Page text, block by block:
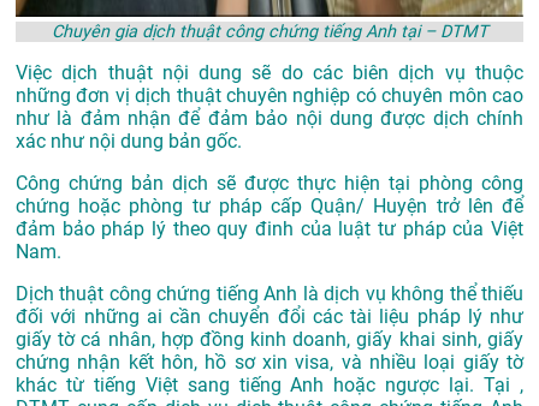
Chuyên gia dịch thuật công chứng tiếng Anh tại – DTMT
Việc dịch thuật nội dung sẽ do các biên dịch vụ thuộc
những đơn vị dịch thuật chuyên nghiệp có chuyên môn cao
như là đảm nhận để đảm bảo nội dung được dịch chính
xác như nội dung bản gốc.
Công chứng bản dịch sẽ được thực hiện tại phòng công
chứng hoặc phòng tư pháp cấp Quận/ Huyện trở lên để
đảm bảo pháp lý theo quy đinh của luật tư pháp của Việt
Nam.
Dịch thuật công chứng tiếng Anh là dịch vụ không thể thiếu
đối với những ai cần chuyển đổi các tài liệu pháp lý như
giấy tờ cá nhân, hợp đồng kinh doanh, giấy khai sinh, giấy
chứng nhận kết hôn, hồ sơ xin visa, và nhiều loại giấy tờ
khác từ tiếng Việt sang tiếng Anh hoặc ngược lại. Tại ,